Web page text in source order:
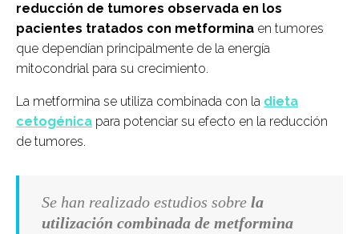
reducción de tumores observada en los
pacientes tratados con metformina en tumores
que dependían principalmente de la energía
mitocondrial para su crecimiento.
La metformina se utiliza combinada con la dieta
cetogénica para potenciar su efecto en la reducción
de tumores.
Se han realizado estudios sobre la
utilización combinada de metformina